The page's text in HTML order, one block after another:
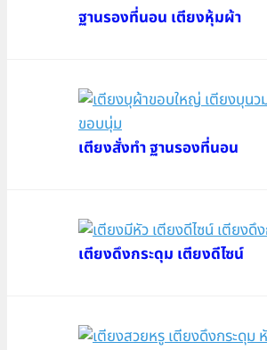
ฐานรองที่นอน เตียงหุ้มผ้า
เตียงสั่งทำ ฐานรองที่นอน
เตียงดึงกระดุม เตียงดีไซน์